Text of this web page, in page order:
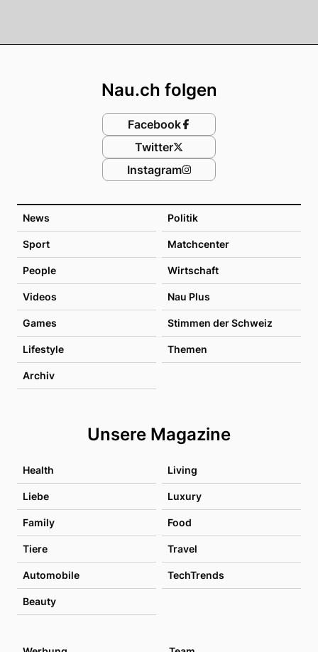
News Politik
Sport Matchcenter
People Wirtschaft
Videos Nau Plus
Games Stimmen der Schweiz
Lifestyle Themen
Archiv
Unsere Magazine
Health Living
Liebe Luxury
Family Food
Tiere Travel
Automobile TechTrends
Beauty
Nau.ch folgen
Facebook
Twitter
Instagram